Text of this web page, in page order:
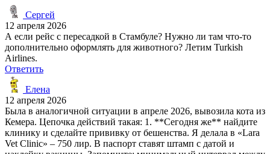
Сергей
12 апреля 2026
А если рейс с пересадкой в Стамбуле? Нужно ли там что-то
дополнительно оформлять для животного? Летим Turkish
Airlines.
Ответить
Елена
12 апреля 2026
Была в аналогичной ситуации в апреле 2026, вывозила кота из
Кемера. Цепочка действий такая: 1. **Сегодня же** найдите
клинику и сделайте прививку от бешенства. Я делала в «Lara
Vet Clinic» – 750 лир. В паспорт ставят штамп с датой и